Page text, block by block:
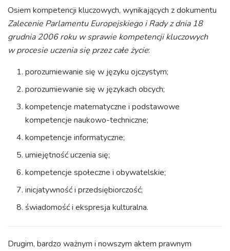
Osiem kompetencji kluczowych, wynikających z dokumentu
Zalecenie Parlamentu Europejskiego i Rady z dnia 18
grudnia 2006 roku w sprawie kompetencji kluczowych
w procesie uczenia się przez całe życie:
porozumiewanie się w języku ojczystym;
porozumiewanie się w językach obcych;
kompetencje matematyczne i podstawowe
kompetencje naukowo-techniczne;
kompetencje informatyczne;
umiejętność uczenia się;
kompetencje społeczne i obywatelskie;
inicjatywność i przedsiębiorczość;
świadomość i ekspresja kulturalna.
Drugim, bardzo ważnym i nowszym aktem prawnym